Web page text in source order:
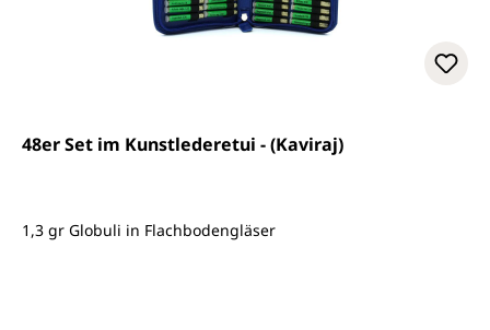
48er Set im Kunstlederetui - (Kaviraj)
1,3 gr Globuli in Flachbodengläser